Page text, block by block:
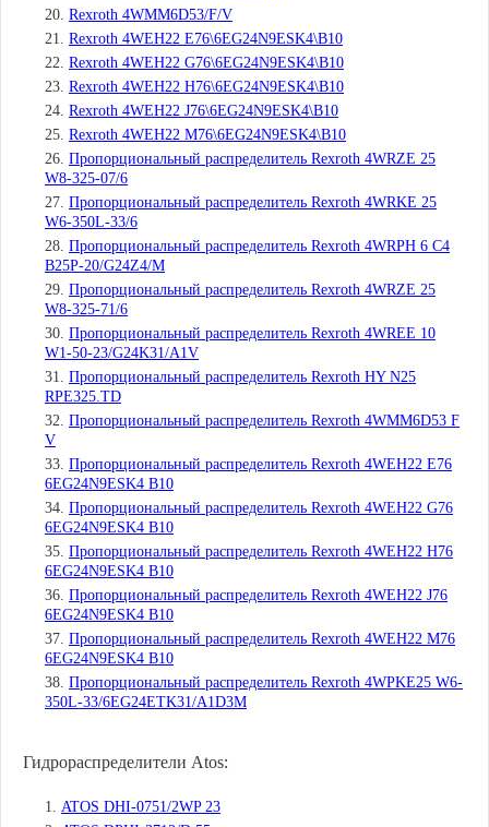
Rexroth 4WMM6D53/F/V
Rexroth 4WEH22 E76\6EG24N9ESK4\B10
Rexroth 4WEH22 G76\6EG24N9ESK4\B10
Rexroth 4WEH22 H76\6EG24N9ESK4\B10
Rexroth 4WEH22 J76\6EG24N9ESK4\B10
Rexroth 4WEH22 M76\6EG24N9ESK4\B10
Пропорциональный распределитель Rexroth 4WRZE 25
W8-325-07/6
Пропорциональный распределитель Rexroth 4WRKE 25
W6-350L-33/6
Пропорциональный распределитель Rexroth 4WRPH 6 C4
B25P-20/G24Z4/M
Пропорциональный распределитель Rexroth 4WRZE 25
W8-325-71/6
Пропорциональный распределитель Rexroth 4WREE 10
W1-50-23/G24K31/A1V
Пропорциональный распределитель Rexroth HY N25
RPE325.TD
Пропорциональный распределитель Rexroth 4WMM6D53 F
V
Пропорциональный распределитель Rexroth 4WEH22 E76
6EG24N9ESK4 B10
Пропорциональный распределитель Rexroth 4WEH22 G76
6EG24N9ESK4 B10
Пропорциональный распределитель Rexroth 4WEH22 H76
6EG24N9ESK4 B10
Пропорциональный распределитель Rexroth 4WEH22 J76
6EG24N9ESK4 B10
Пропорциональный распределитель Rexroth 4WEH22 M76
6EG24N9ESK4 B10
Пропорциональный распределитель Rexroth 4WPKE25 W6-
350L-33/6EG24ETK31/A1D3M
Гидрораспределители Atos:
ATOS DHI-0751/2WP 23